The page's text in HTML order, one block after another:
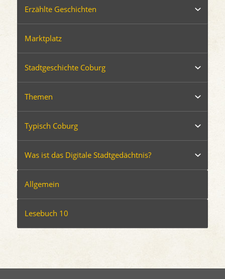
Erzählte Geschichten
Marktplatz
Stadtgeschichte Coburg
Themen
Typisch Coburg
Was ist das Digitale Stadtgedächtnis?
Allgemein
Lesebuch 10